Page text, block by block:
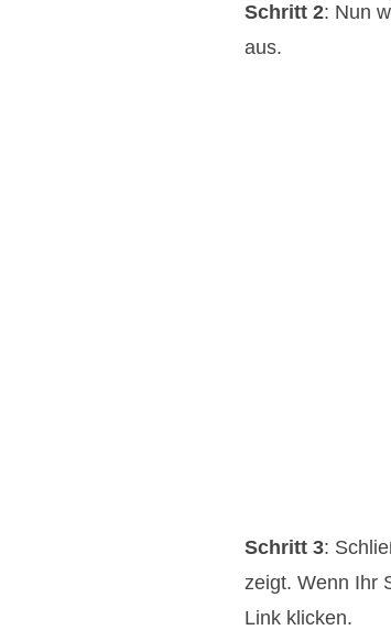
Schritt 2: Nun
aus.
Schritt 3:
zeigt. Wenn Ihr
Link klicken.